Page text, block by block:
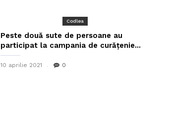
Codlea
Peste două sute de persoane au
participat la campania de curățenie...
10 aprilie 2021 0